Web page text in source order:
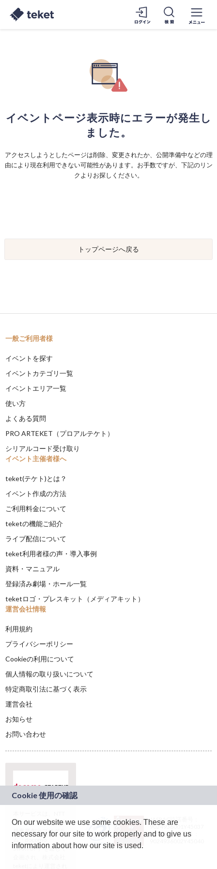
イベントページ表示時にエラーが発生し
ました。
アクセスしようとしたページは削除、変更されたか、公開準備中などの理
由により現在利用できない可能性があります。お手数ですが、下記のリン
クよりお探しください。
トップページへ戻る
一般ご利用者様
イベントを探す
イベントカテゴリ一覧
イベントエリア一覧
使い方
よくある質問
PRO ARTEKET（プロアルテケト）
シリアルコード受け取り
イベント主催者様へ
teket(テケト)とは？
イベント作成の方法
ご利用料金について
teketの機能ご紹介
ライブ配信について
teket利用者様の声・導入事例
資料・マニュアル
登録済み劇場・ホール一覧
teketロゴ・プレスキット（メディアキット）
運営会社情報
利用規約
プライバシーポリシー
Cookieの利用について
個人情報の取り扱いについて
特定商取引法に基づく表示
運営会社
お知らせ
お問い合わせ
ドコモグループの新
規事業創出プログラ
ム「docomo
STARTUP」を通じて
JASRAC許諾番号：
9024936001Y45037
JASRAC許諾番号：
On our website we use some cookies. These are
necessary for our site to work properly and to give us
information about how our site is used.